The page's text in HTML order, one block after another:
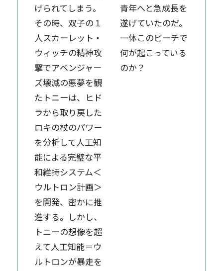
げられてしまう。
その時、双子の１
人スカーレット・
ウィッチの精神攻
撃でアベンジャー
ズ壊滅の悪夢を観
たトニーは、ヒド
ラから取り戻した
ロキの杖のパワー
を分析して人工知
能による完璧な平
和維持システム＜
ウルトロン計画＞
を開発、密かに推
進する。しかし、
トニーの想像を超
えて人工知能＝ウ
ルトロンが暴走を
青年へと急成長を
遂げていたのだ。
一体このビーチで
何が起こっている
のか？